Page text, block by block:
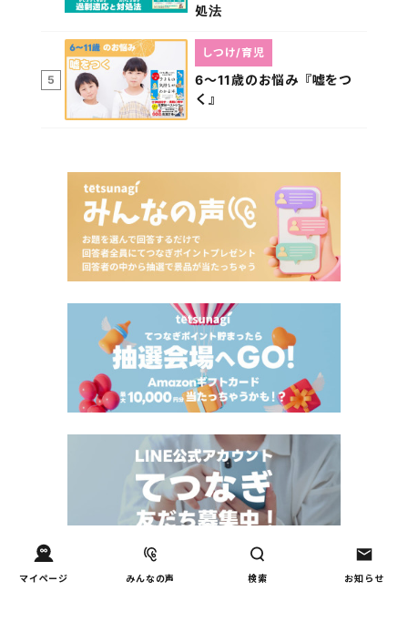
マイページ みんなの声 検索 お知らせ
処法
5
6～11歳のお悩み『嘘をつ
く』
しつけ/育児
Tweets by tetsunagi_pj